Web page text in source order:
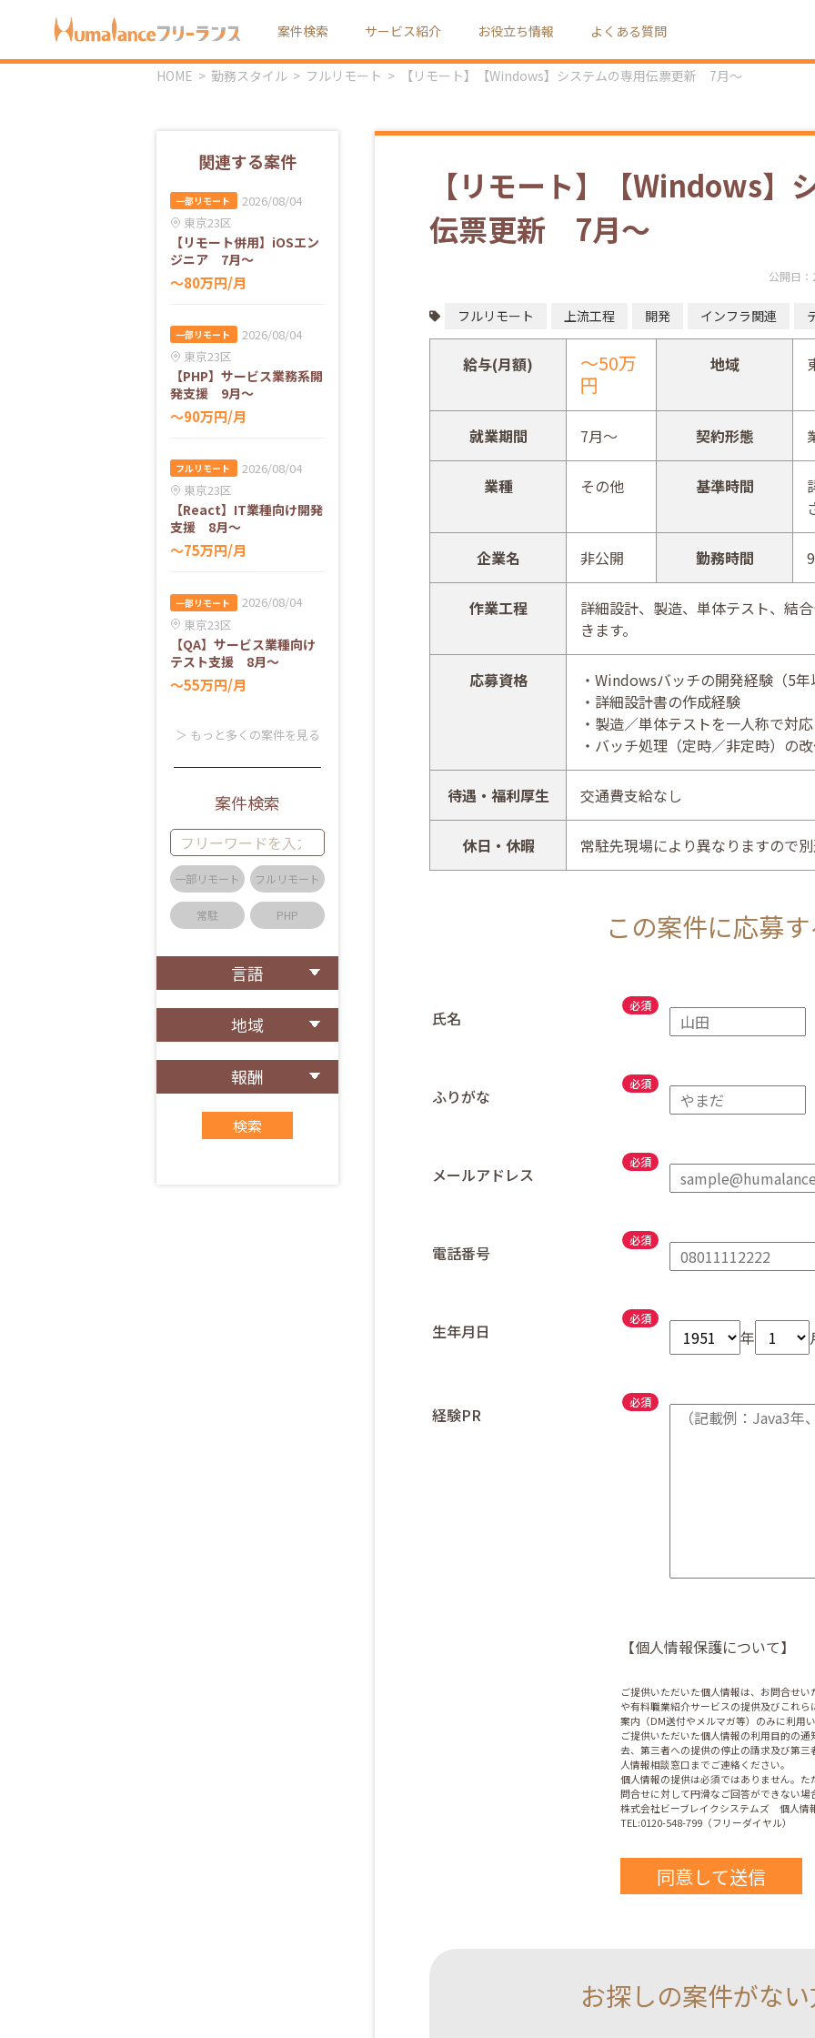
案件検索 サービス紹介 お役立ち情報 よくある質問
HOME 勤務スタイル フルリモート 【リモート】【Windows】システムの専用伝票更新 7月～
関連する案件
一部リモート
2026/08/04
東京23区
【リモート併用】iOSエン
ジニア 7月～
〜80万円/月
一部リモート
2026/08/04
東京23区
【PHP】サービス業務系開
発支援 9月～
〜90万円/月
フルリモート
2026/08/04
東京23区
【React】IT業種向け開発
支援 8月～
〜75万円/月
一部リモート
2026/08/04
東京23区
【QA】サービス業種向け
テスト支援 8月～
〜55万円/月
＞ もっと多くの案件を見る
案件検索
一部リモート フルリモート
常駐 PHP
言語
地域
報酬
【リモート】【Windows】
伝票更新 7月～
公開日：
フルリモート 上流工程 開発 インフラ関連
給与(月額)
～50万
円
地域
就業期間 7月～ 契約形態
業種 その他 基準時間
企業名 非公開 勤務時間
作業工程
詳細設計、製造、単体テスト、結
きます。
応募資格
・Windowsバッチの開発経験（5
・詳細設計書の作成経験
・製造／単体テストを一人称で対
・バッチ処理（定時／非定時）の
待遇・福利厚生 交通費支給なし
休日・休暇 常駐先現場により異なりますので
この案件に応募
氏名
ふりがな
メールアドレス
電話番号
生年月日 年
経験PR
【個人情報保護について】
ご提供いただいた個人情報は、お問合せ
や有料職業紹介サービスの提供及びこれ
案内（DM送付やメルマガ等）のみに利用
ご提供いただいた個人情報の利用目的の
去、第三者への提供の停止の請求及び第
人情報相談窓口までご連絡ください。
個人情報の提供は必須ではありません。
問合せに対して円滑なご回答ができない場
株式会社ビーブレイクシステムズ 個人情
TEL:0120-548-799（フリーダイヤル）
お探しの案件がな